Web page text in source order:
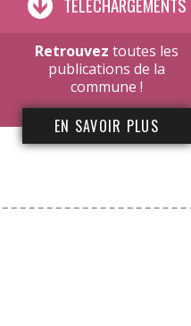
TÉLÉCHARGEMENTS
Retrouvez toutes les
publications de la
commune !
EN SAVOIR PLUS